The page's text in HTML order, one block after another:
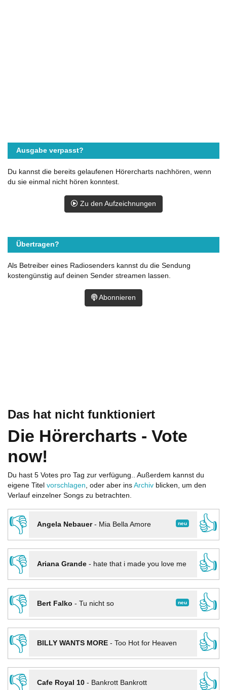
Das hat nicht funktioniert
Die Hörercharts - Vote
now!
Du hast 5 Votes pro Tag zur verfügung.. Außerdem kannst du
eigene Titel vorschlagen, oder aber ins Archiv blicken, um den
Verlauf einzelner Songs zu betrachten.
👎 neu
Angela Nebauer- Mia Bella Amore
👍
👎
Ariana Grande- hate that i made you love me
👍
👎
neu
Bert Falko - Tu nicht so
👍
👎
BILLY WANTS MORE- Too Hot for Heaven
👍
👎
Cafe Royal 10- Bankrott Bankrott
👍
Ausgabe verpasst?
Du kannst die bereits gelaufenen Hörercharts nachhören, wenn
du sie einmal nicht hören konntest.
Zu den Aufzeichnungen
Übertragen?
Als Betreiber eines Radiosenders kannst du die Sendung
kostengünstig auf deinen Sender streamen lassen.
Abonnieren